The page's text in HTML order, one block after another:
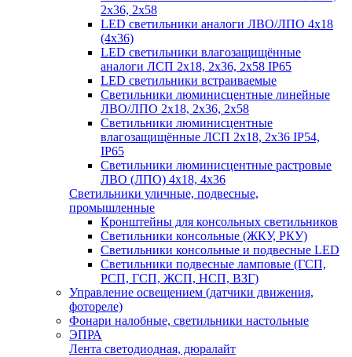
2х36, 2х58
LED светильники аналоги ЛВО/ЛПО 4х18
(4х36)
LED светильники влагозащищённые
аналоги ЛСП 2х18, 2х36, 2х58 IP65
LED светильники встраиваемые
Светильники люминисцентные линейные
ЛВО/ЛПО 2х18, 2х36, 2х58
Светильники люминисцентные
влагозащищённые ЛСП 2х18, 2х36 IP54,
IP65
Светильники люминисцентные растровые
ЛВО (ЛПО) 4х18, 4х36
Светильники уличные, подвесные,
промышленные
Кронштейны для консольных светильников
Светильники консольные (ЖКУ, РКУ)
Светильники консольные и подвесные LED
Светильники подвесные ламповые (ГСП,
РСП, ГСП, ЖСП, НСП, ВЗГ)
Управление освещением (датчики движения,
фотореле)
Фонари налобные, светильники настольные
ЭПРА
Лента светодиодная, дюралайт